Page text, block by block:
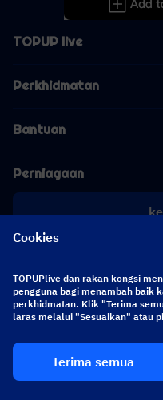
TOPUP live
Perkhidmatan
Bantuan
Perniagaan
[email protected]
Ikuti kami
Copyright 2026 SEA WHALE
Cookies
TOPUPlive dan rakan kongsi
pengguna bagi menambah baik
perkhidmatan. Klik "Terima
laras melalui "Sesuaikan" atau
Terima semua